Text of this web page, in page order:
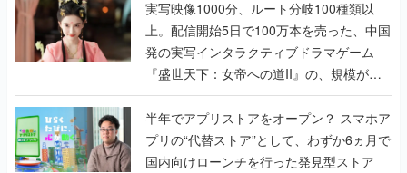
んだレジェンド2人に訊く開発秘話
実写映像1000分、ルート分岐100種類以
上。配信開始5日で100万本を売った、中国
発の実写インタラクティブドラマゲーム
『盛世天下：女帝への道II』の、規模が違
うこだわりをプロデューサーに聞いた
半年でアプリストアをオープン？ スマホア
プリの“代替ストア”として、わずか6ヵ月で
国内向けローンチを行った発見型ストア